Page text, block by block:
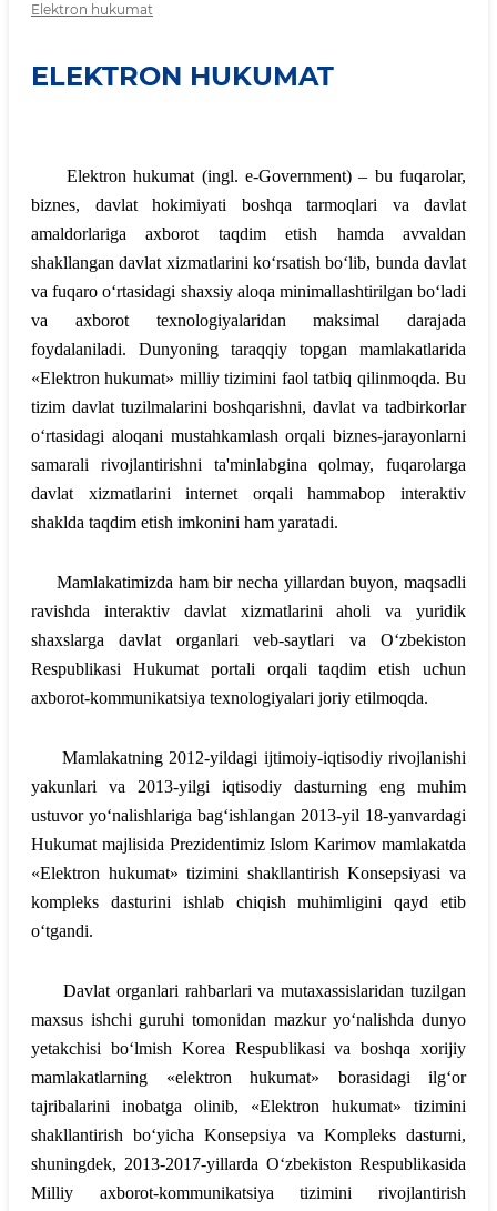
Elektron hukumat
ELEKTRON HUKUMAT
Elektron hukumat (ingl. e-Government) – bu fuqarolar,
biznes, davlat hokimiyati boshqa tarmoqlari va davlat
amaldorlariga axborot taqdim etish hamda avvaldan
shakllangan davlat xizmatlarini ko‘rsatish bo‘lib, bunda davlat
va fuqaro o‘rtasidagi shaxsiy aloqa minimallashtirilgan bo‘ladi
va axborot texnologiyalaridan maksimal darajada
foydalaniladi. Dunyoning taraqqiy topgan mamlakatlarida
«Elektron hukumat» milliy tizimini faol tatbiq qilinmoqda. Bu
tizim davlat tuzilmalarini boshqarishni, davlat va tadbirkorlar
o‘rtasidagi aloqani mustahkamlash orqali biznes-jarayonlarni
samarali rivojlantirishni ta'minlabgina qolmay, fuqarolarga
davlat xizmatlarini internet orqali hammabop interaktiv
shaklda taqdim etish imkonini ham yaratadi.
Mamlakatimizda ham bir necha yillardan buyon, maqsadli
ravishda interaktiv davlat xizmatlarini aholi va yuridik
shaxslarga davlat organlari veb-saytlari va O‘zbekiston
Respublikasi Hukumat portali orqali taqdim etish uchun
axborot-kommunikatsiya texnologiyalari joriy etilmoqda.
Mamlakatning 2012-yildagi ijtimoiy-iqtisodiy rivojlanishi
yakunlari va 2013-yilgi iqtisodiy dasturning eng muhim
ustuvor yo‘nalishlariga bag‘ishlangan 2013-yil 18-yanvardagi
Hukumat majlisida Prezidentimiz Islom Karimov mamlakatda
«Elektron hukumat» tizimini shakllantirish Konsepsiyasi va
kompleks dasturini ishlab chiqish muhimligini qayd etib
o‘tgandi.
Davlat organlari rahbarlari va mutaxassislaridan tuzilgan
maxsus ishchi guruhi tomonidan mazkur yo‘nalishda dunyo
yetakchisi bo‘lmish Korea Respublikasi va boshqa xorijiy
mamlakatlarning «elektron hukumat» borasidagi ilg‘or
tajribalarini inobatga olinib, «Elektron hukumat» tizimini
shakllantirish bo‘yicha Konsepsiya va Kompleks dasturni,
shuningdek, 2013-2017-yillarda O‘zbekiston Respublikasida
Milliy axborot-kommunikatsiya tizimini rivojlantirish